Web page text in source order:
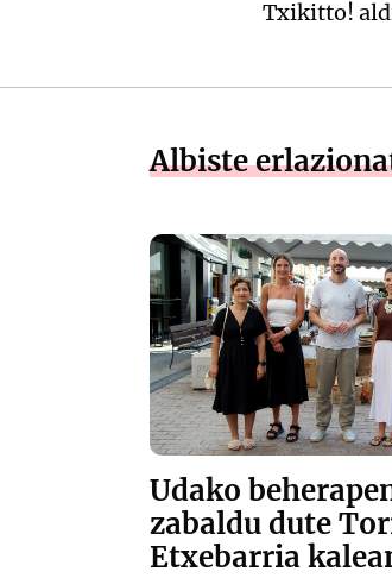
Txikitto!
Albiste
Udako
zabaldu dute
Etxebarria